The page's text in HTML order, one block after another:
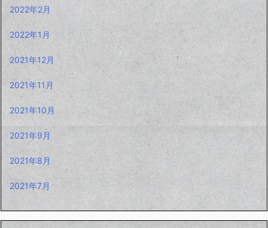
2022年2月
2022年1月
2021年12月
2021年11月
2021年10月
2021年9月
2021年8月
2021年7月